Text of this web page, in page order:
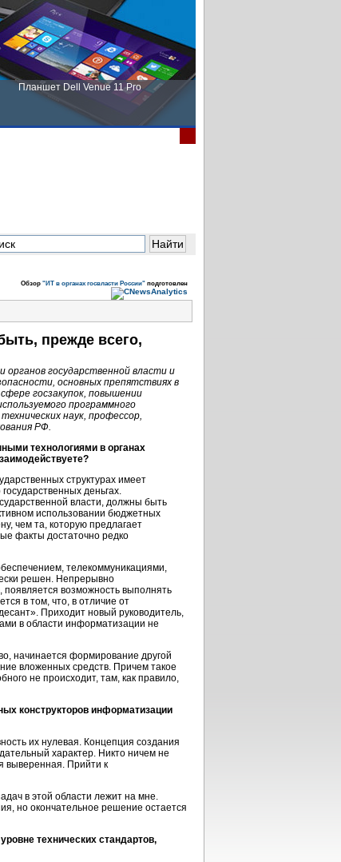
Планшет Dell Venue 11 Pro
Обзор "ИТ в органах госвласти России" подготовлен
прежде всего,
государственной власти и
основных препятствиях в
госзакупок, повышении
программного
наук, профессор,
РФ.
технологиями в органах
структурах имеет
деньгах.
власти, должны быть
использовании бюджетных
чем та, которую предлагает
факты достаточно редко
телекоммуникациями,
решен. Непрерывно
возможность выполнять
в том, что, в отличие от
Приходит новый руководитель,
в области информатизации не
начинается формирование другой
вложенных средств. Причем такое
не происходит, там, как правило,
конструкторов информатизации
их нулевая. Концепция создания
характер. Никто ничем не
выверенная. Прийти к
в этой области лежит на мне.
но окончательное решение остается
технических стандартов,